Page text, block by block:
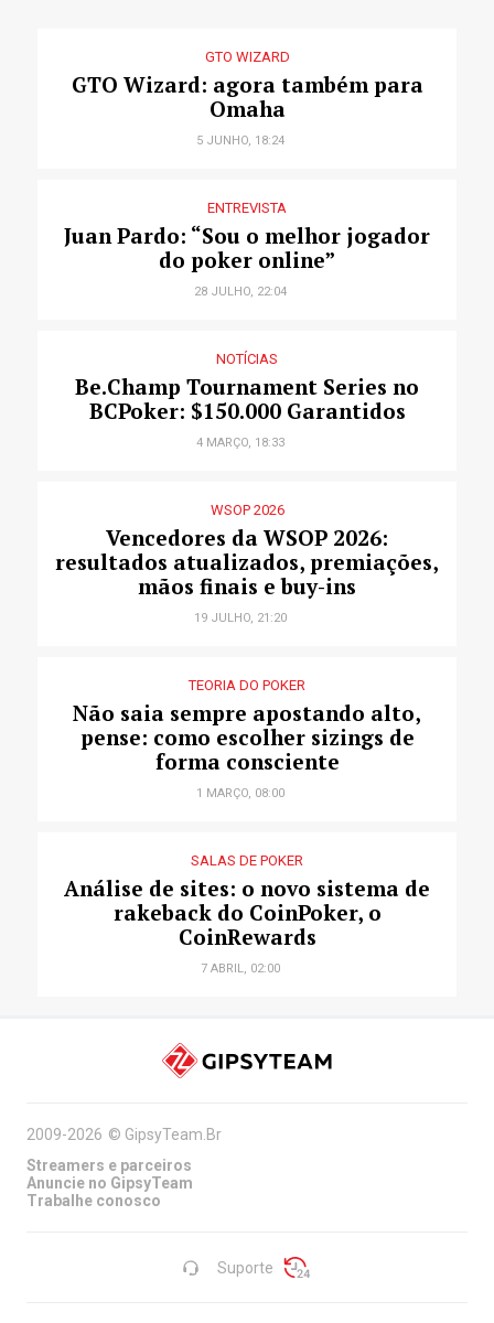
GTO WIZARD
GTO Wizard: agora também para
Omaha
5 JUNHO, 18:24
ENTREVISTA
Juan Pardo: “Sou o melhor jogador
do poker online”
28 JULHO, 22:04
NOTÍCIAS
Be.Champ Tournament Series no
BCPoker: $150.000 Garantidos
4 MARÇO, 18:33
WSOP 2026
Vencedores da WSOP 2026:
resultados atualizados, premiações,
mãos finais e buy-ins
19 JULHO, 21:20
TEORIA DO POKER
Não saia sempre apostando alto,
pense: como escolher sizings de
forma consciente
1 MARÇO, 08:00
SALAS DE POKER
Análise de sites: o novo sistema de
rakeback do CoinPoker, o
CoinRewards
7 ABRIL, 02:00
Suporte
2009-2026 © GipsyTeam.Br
Streamers e parceiros
Anuncie no GipsyTeam
Trabalhe conosco